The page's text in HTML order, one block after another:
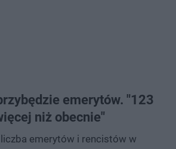
emerytów. "123
niż obecnie"
liczba emerytów i rencistów w